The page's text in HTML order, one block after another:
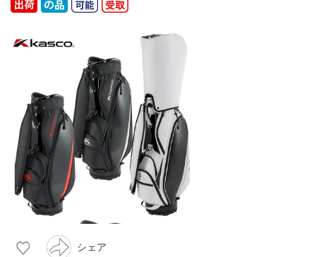
シェア